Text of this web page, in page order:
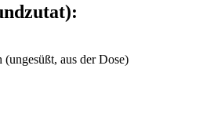
aus der Dose)